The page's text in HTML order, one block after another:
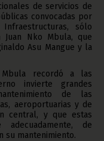
de servicios de
convocadas por
sólo
Nko Mbula, que
Asu Mangue y la
Mbula recordó a las
invierte grandes
de las
aeroportuarias y de
central, y que estas
adecuadamente, de
su mantenimiento.